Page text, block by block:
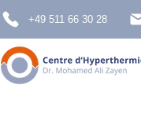
+49 511 66 30 28